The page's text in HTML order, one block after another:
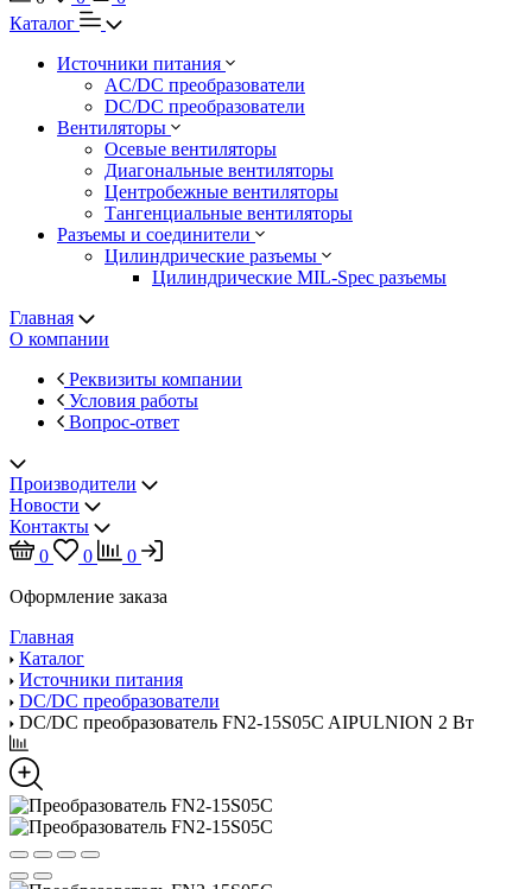
Каталог
Источники питания
AC/DC преобразователи
DC/DC преобразователи
Вентиляторы
Осевые вентиляторы
Диагональные вентиляторы
Центробежные вентиляторы
Тангенциальные вентиляторы
Разъемы и соединители
Цилиндрические разъемы
Цилиндрические MIL-Spec разъемы
Главная
О компании
Реквизиты компании
Условия работы
Вопрос-ответ
Производители
Новости
Контакты
0
0
0
Оформление заказа
Главная
Каталог
Источники питания
DC/DC преобразователи
DC/DC преобразователь FN2-15S05C AIPULNION 2 Вт